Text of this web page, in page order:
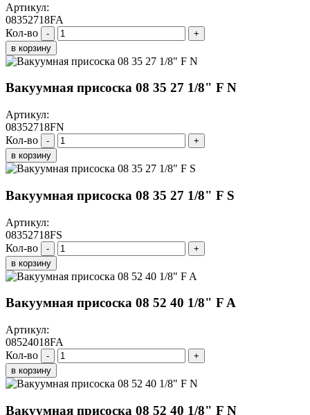
Артикул:
08352718FA
Кол-во
-
+
в корзину
Вакуумная присоска 08 35 27 1/8" F N
Артикул:
08352718FN
Кол-во
-
+
в корзину
Вакуумная присоска 08 35 27 1/8" F S
Артикул:
08352718FS
Кол-во
-
+
в корзину
Вакуумная присоска 08 52 40 1/8" F A
Артикул:
08524018FA
Кол-во
-
+
в корзину
Вакуумная присоска 08 52 40 1/8" F N